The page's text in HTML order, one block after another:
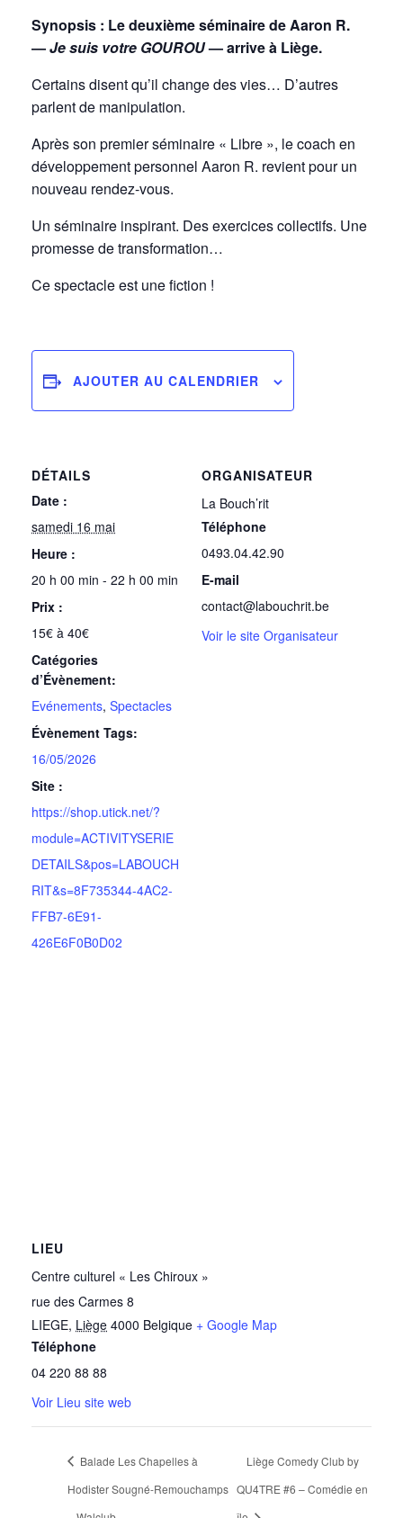
Synopsis : Le deuxième séminaire de Aaron R.
—Je suis votre GOUROU— arrive à Liège.
Certains disent qu’il change des vies… D’autres
parlent de manipulation.
Après son premier séminaire « Libre », le coach en
développement personnel Aaron R. revient pour un
nouveau rendez-vous.
Un séminaire inspirant. Des exercices collectifs. Une
promesse de transformation…
Ce spectacle est une fiction !
AJOUTER AU CALENDRIER
DÉTAILS
Date :
samedi 16 mai
Heure :
20 h 00 min - 22 h 00 min
Prix :
15€ à 40€
Catégories
d’Évènement:
Evénements, Spectacles
Évènement Tags:
16/05/2026
Site :
https://shop.utick.net/?
module=ACTIVITYSERIE
DETAILS&pos=LABOUCH
RIT&s=8F735344-4AC2-
FFB7-6E91-
426E6F0B0D02
ORGANISATEUR
La Bouch’rit
Téléphone
0493.04.42.90
E-mail
contact@labouchrit.be
Voir le site Organisateur
LIEU
Centre culturel « Les Chiroux »
rue des Carmes 8
LIEGE, Liège 4000 Belgique + Google Map
Téléphone
04 220 88 88
Voir Lieu site web
Balade Les Chapelles à
Hodister Sougné-Remouchamps
Liège Comedy Club by
QU4TRE #6 – Comédie en